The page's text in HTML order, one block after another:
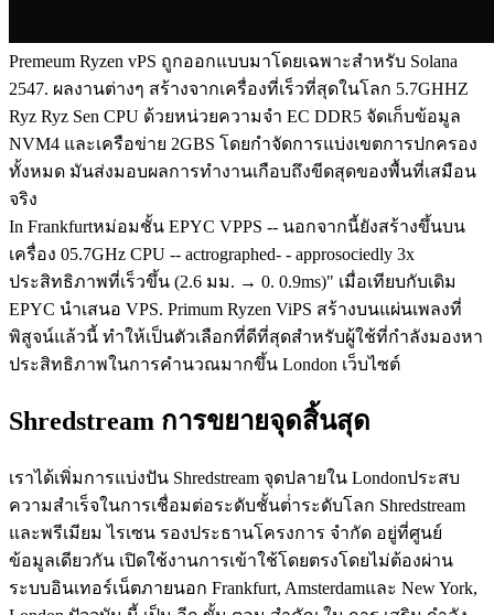
Premeum Ryzen vPS ถูกออกแบบมาโดยเฉพาะสําหรับ Solana
2547. ผลงานต่างๆ สร้างจากเครื่องที่เร็วที่สุดในโลก 5.7GHHZ
Ryz Ryz Sen CPU ด้วยหน่วยความจํา EC DDR5 จัดเก็บข้อมูล
NVM4 และเครือข่าย 2GBS โดยกําจัดการแบ่งเขตการปกครอง
ทั้งหมด มันส่งมอบผลการทํางานเกือบถึงขีดสุดของพื้นที่เสมือน
จริง
In Frankfurtหม่อมชั้น EPYC VPPS -- นอกจากนี้ยังสร้างขึ้นบน
เครื่อง 05.7GHz CPU -- actrographed- - approsociedly 3x
ประสิทธิภาพที่เร็วขึ้น (2.6 มม. → 0. 0.9ms)" เมื่อเทียบกับเดิม
EPYC นําเสนอ VPS. Primum Ryzen ViPS สร้างบนแผ่นเพลงที่
พิสูจน์แล้วนี้ ทําให้เป็นตัวเลือกที่ดีที่สุดสําหรับผู้ใช้ที่กําลังมองหา
ประสิทธิภาพในการคํานวณมากขึ้น London เว็บไซต์
Shredstream การขยายจุดสิ้นสุด
เราได้เพิ่มการแบ่งปัน Shredstream จุดปลายใน Londonประสบ
ความสําเร็จในการเชื่อมต่อระดับชั้นต่ําระดับโลก Shredstream
และพรีเมียม ไรเซน รองประธานโครงการ จํากัด อยู่ที่ศูนย์
ข้อมูลเดียวกัน เปิดใช้งานการเข้าใช้โดยตรงโดยไม่ต้องผ่าน
ระบบอินเทอร์เน็ตภายนอก Frankfurt, Amsterdamและ New York,